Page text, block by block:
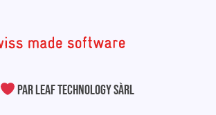
PAR LEAF Technology Sàrl